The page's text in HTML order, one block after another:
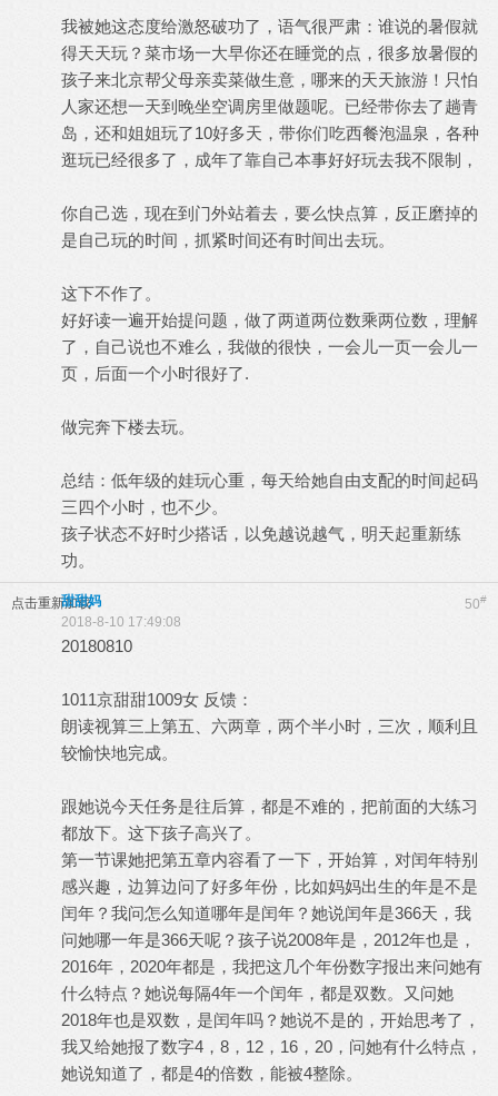
我被她这态度给激怒破功了，语气很严肃：谁说的暑假就
得天天玩？菜市场一大早你还在睡觉的点，很多放暑假的
孩子来北京帮父母亲卖菜做生意，哪来的天天旅游！只怕
人家还想一天到晚坐空调房里做题呢。已经带你去了趟青
岛，还和姐姐玩了10好多天，带你们吃西餐泡温泉，各种
逛玩已经很多了，成年了靠自己本事好好玩去我不限制，
你自己选，现在到门外站着去，要么快点算，反正磨掉的
是自己玩的时间，抓紧时间还有时间出去玩。
这下不作了。
好好读一遍开始提问题，做了两道两位数乘两位数，理解
了，自己说也不难么，我做的很快，一会儿一页一会儿一
页，后面一个小时很好了.
做完奔下楼去玩。
总结：低年级的娃玩心重，每天给她自由支配的时间起码
三四个小时，也不少。
孩子状态不好时少搭话，以免越说越气，明天起重新练
功。
点击重新加载 50#
甜甜妈
2018-8-10 17:49:08
20180810
1011京甜甜1009女 反馈：
朗读视算三上第五、六两章，两个半小时，三次，顺利且
较愉快地完成。
跟她说今天任务是往后算，都是不难的，把前面的大练习
都放下。这下孩子高兴了。
第一节课她把第五章内容看了一下，开始算，对闰年特别
感兴趣，边算边问了好多年份，比如妈妈出生的年是不是
闰年？我问怎么知道哪年是闰年？她说闰年是366天，我
问她哪一年是366天呢？孩子说2008年是，2012年也是，
2016年，2020年都是，我把这几个年份数字报出来问她有
什么特点？她说每隔4年一个闰年，都是双数。又问她
2018年也是双数，是闰年吗？她说不是的，开始思考了，
我又给她报了数字4，8，12，16，20，问她有什么特点，
她说知道了，都是4的倍数，能被4整除。